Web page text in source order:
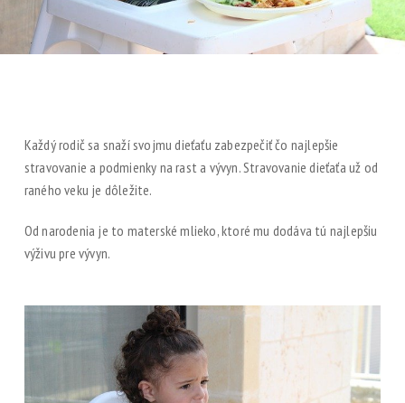
Každý rodič sa snaží svojmu dieťaťu zabezpečiť čo najlepšie
stravovanie a podmienky na rast a vývyn. Stravovanie dieťaťa už od
raného veku je dôležite.
Od narodenia je to materské mlieko, ktoré mu dodáva tú najlepšiu
výživu pre vývyn.